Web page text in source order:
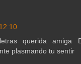
12:10
querida amiga
plasmando tu sentir